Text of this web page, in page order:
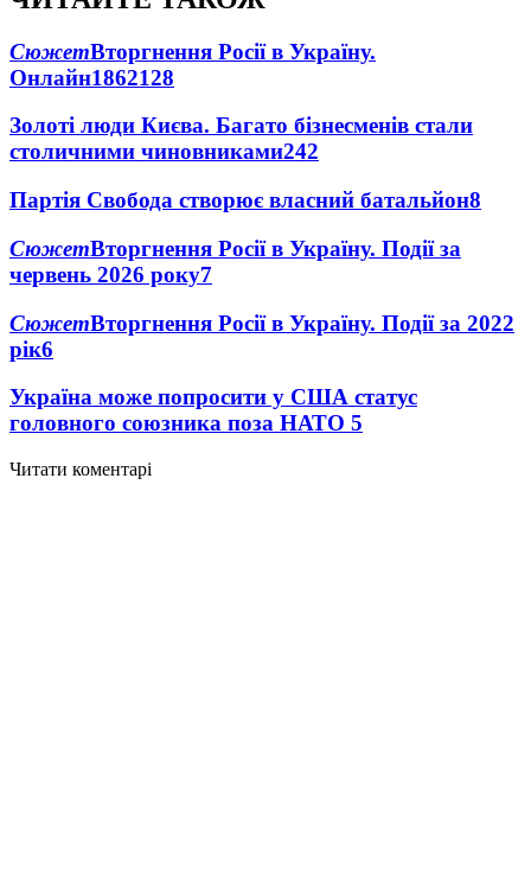
СюжетВторгнення Росії в Україну.
Онлайн1862128
Золоті люди Києва. Багато бізнесменів стали
столичними чиновниками242
Партія Свобода створює власний батальйон8
СюжетВторгнення Росії в Україну. Події за
червень 2026 року7
СюжетВторгнення Росії в Україну. Події за 2022
рік6
Україна може попросити у США статус
головного союзника поза НАТО 5
Читати коментарі